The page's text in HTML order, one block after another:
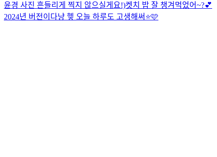
윤경 사진 흔들리게 찍지 않으실게요!)켓치 밥 잘 챙겨먹었어~?💕
2024년 버전이다냥 헿 오늘 하루도 고생해써⭐️🩷